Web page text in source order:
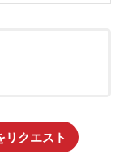
リクエスト